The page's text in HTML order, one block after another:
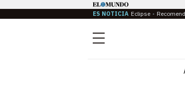
ES NOTICIA Eclipse
Menú